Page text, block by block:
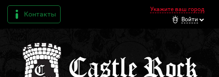
Контакты
Укажите ваш город
Войти